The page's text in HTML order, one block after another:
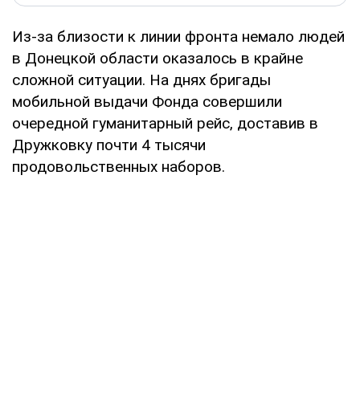
Из-за близости к линии фронта немало людей
в Донецкой области оказалось в крайне
сложной ситуации. На днях бригады
мобильной выдачи Фонда совершили
очередной гуманитарный рейс, доставив в
Дружковку почти 4 тысячи
продовольственных наборов.